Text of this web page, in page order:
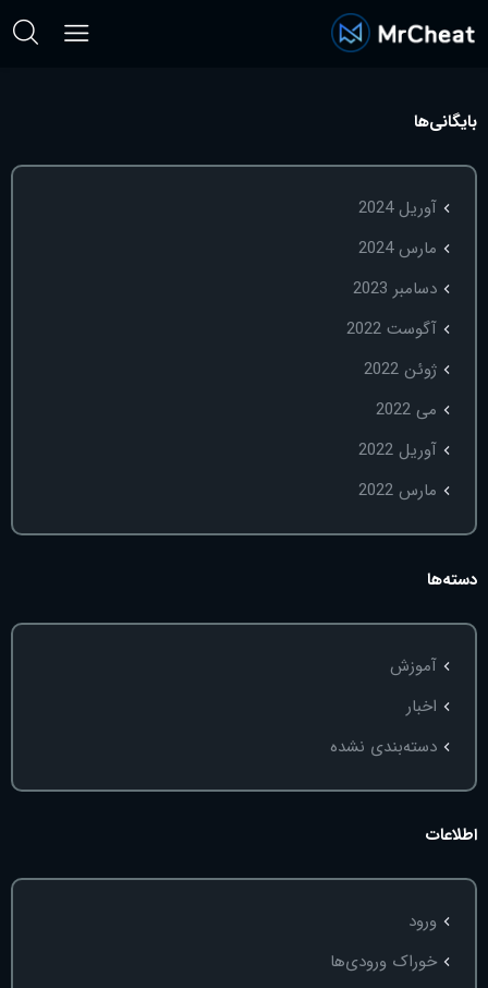
بایگانی‌ها
آوریل 2024
مارس 2024
دسامبر 2023
آگوست 2022
ژوئن 2022
می 2022
آوریل 2022
مارس 2022
دسته‌ها
آموزش
اخبار
دسته‌بندی نشده
اطلاعات
ورود
خوراک ورودی‌ها